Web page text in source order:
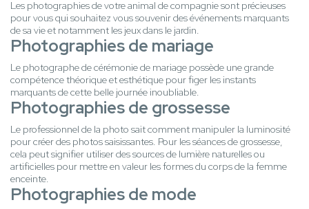
Les photographies de votre animal de compagnie sont précieuses
pour vous qui souhaitez vous souvenir des événements marquants
de sa vie et notamment les jeux dans le jardin.
Photographies de mariage
Le photographe de cérémonie de mariage possède une grande
compétence théorique et esthétique pour figer les instants
marquants de cette belle journée inoubliable.
Photographies de grossesse
Le professionnel de la photo sait comment manipuler la luminosité
pour créer des photos saisissantes. Pour les séances de grossesse,
cela peut signifier utiliser des sources de lumière naturelles ou
artificielles pour mettre en valeur les formes du corps de la femme
enceinte.
Photographies de mode